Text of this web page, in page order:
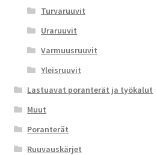
Turvaruuvit
Uraruuvit
Varmuusruuvit
Yleisruuvit
Lastuavat poranterät ja työkalut
Muut
Poranterät
Ruuvauskärjet